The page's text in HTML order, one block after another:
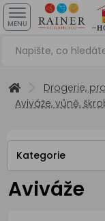
MENU
Drogerie,
Aviváže, vůně,
Kategorie
Aviváže